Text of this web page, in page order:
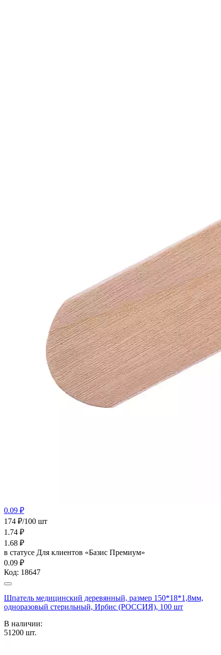
0.09 ₽
174 ₽/100 шт
1.74 ₽
1.68 ₽
в статусе Для клиентов «Базис Премиум»
0.09 ₽
Код: 18647
Шпатель медицинский деревянный, размер 150*18*1,8мм,
одноразовый стерильный, Ирбис (РОССИЯ), 100 шт
В наличии:
51200 шт.